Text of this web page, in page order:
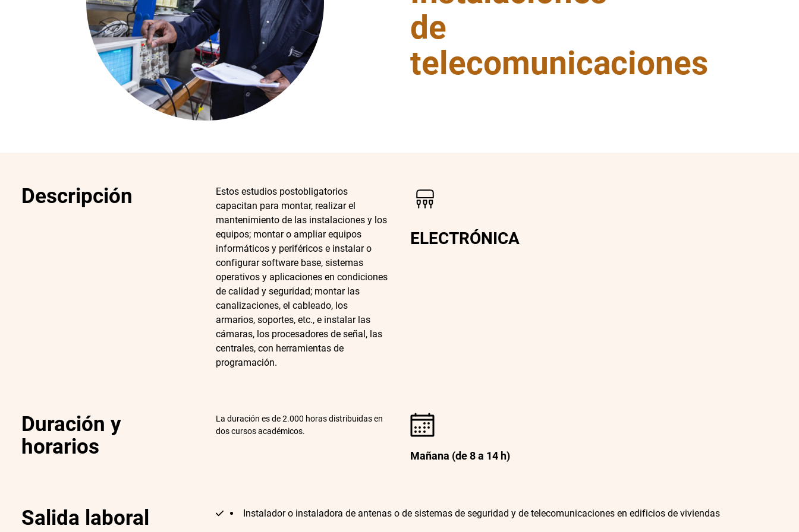
de
telecomunicaciones
Descripción
Estos estudios postobligatorios
capacitan para montar, realizar el
mantenimiento de las instalaciones y los
equipos; montar o ampliar equipos
informáticos y periféricos e instalar o
configurar software base, sistemas
operativos y aplicaciones en condiciones
de calidad y seguridad; montar las
canalizaciones, el cableado, los
armarios, soportes, etc., e instalar las
cámaras, los procesadores de señal, las
centrales, con herramientas de
programación.
ELECTRÓNICA
Duración y
horarios
La duración es de 2.000 horas distribuidas en
dos cursos académicos.
Mañana (de 8 a 14 h)
Salida laboral Instalador o instaladora de antenas o de sistemas de seguridad y de telecomunicaciones en edificios de viviendas